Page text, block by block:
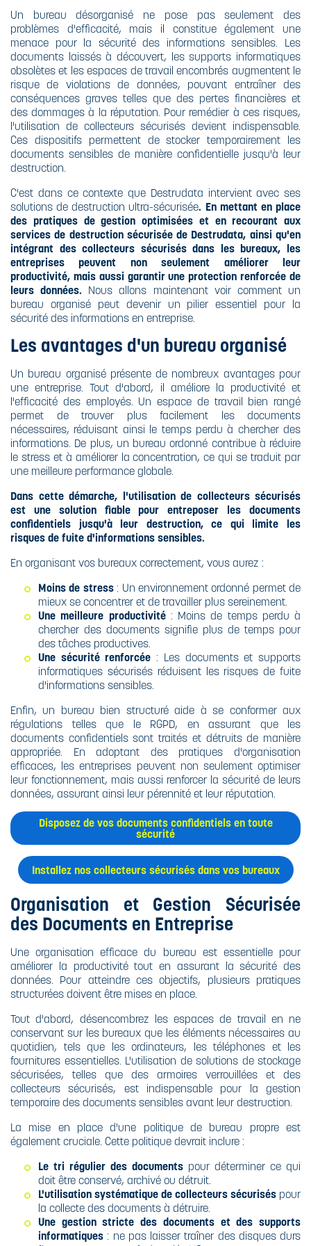
Un bureau désorganisé ne pose pas seulement des
problèmes d'efficacité, mais il constitue également une
menace pour la sécurité des informations sensibles. Les
documents laissés à découvert, les supports informatiques
obsolètes et les espaces de travail encombrés augmentent le
risque de violations de données, pouvant entraîner des
conséquences graves telles que des pertes financières et
des dommages à la réputation. Pour remédier à ces risques,
l'utilisation de collecteurs sécurisés devient indispensable.
Ces dispositifs permettent de stocker temporairement les
documents sensibles de manière confidentielle jusqu'à leur
destruction.
C'est dans ce contexte que Destrudata intervient avec ses
solutions de destruction ultra-sécurisée. En mettant en place
des pratiques de gestion optimisées et en recourant aux
services de destruction sécurisée de Destrudata, ainsi qu'en
intégrant des collecteurs sécurisés dans les bureaux, les
entreprises peuvent non seulement améliorer leur
productivité, mais aussi garantir une protection renforcée de
leurs données. Nous allons maintenant voir comment un
bureau organisé peut devenir un pilier essentiel pour la
sécurité des informations en entreprise.
Les avantages d'un bureau organisé
Un bureau organisé présente de nombreux avantages pour
une entreprise. Tout d'abord, il améliore la productivité et
l'efficacité des employés. Un espace de travail bien rangé
permet de trouver plus facilement les documents
nécessaires, réduisant ainsi le temps perdu à chercher des
informations. De plus, un bureau ordonné contribue à réduire
le stress et à améliorer la concentration, ce qui se traduit par
une meilleure performance globale.
Dans cette démarche, l'utilisation de collecteurs sécurisés
est une solution fiable pour entreposer les documents
confidentiels jusqu'à leur destruction, ce qui limite les
risques de fuite d'informations sensibles.
En organisant vos bureaux correctement, vous aurez :
Moins de stress: Un environnement ordonné permet de
mieux se concentrer et de travailler plus sereinement.
Une meilleure productivité: Moins de temps perdu à
chercher des documents signifie plus de temps pour
des tâches productives.
Une sécurité renforcée : Les documents et supports
informatiques sécurisés réduisent les risques de fuite
d'informations sensibles.
Enfin, un bureau bien structuré aide à se conformer aux
régulations telles que le RGPD, en assurant que les
documents confidentiels sont traités et détruits de manière
appropriée. En adoptant des pratiques d'organisation
efficaces, les entreprises peuvent non seulement optimiser
leur fonctionnement, mais aussi renforcer la sécurité de leurs
données, assurant ainsi leur pérennité et leur réputation.
Disposez de vos documents confidentiels en toute
sécurité
Installez nos collecteurs sécurisés dans vos bureaux
Organisation et Gestion Sécurisée
des Documents en Entreprise
Une organisation efficace du bureau est essentielle pour
améliorer la productivité tout en assurant la sécurité des
données. Pour atteindre ces objectifs, plusieurs pratiques
structurées doivent être mises en place.
Tout d'abord, désencombrez les espaces de travail en ne
conservant sur les bureaux que les éléments nécessaires au
quotidien, tels que les ordinateurs, les téléphones et les
fournitures essentielles. L'utilisation de solutions de stockage
sécurisées, telles que des armoires verrouillées et des
collecteurs sécurisés, est indispensable pour la gestion
temporaire des documents sensibles avant leur destruction.
La mise en place d'une politique de bureau propre est
également cruciale. Cette politique devrait inclure :
Le tri régulier des documents pour déterminer ce qui
doit être conservé, archivé ou détruit.
L'utilisation systématique de collecteurs sécurisés pour
la collecte des documents à détruire.
Une gestion stricte des documents et des supports
informatiques : ne pas laisser traîner des disques durs